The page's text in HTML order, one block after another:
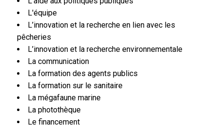
L'équipe
L’innovation et la recherche en lien avec les
pêcheries
L’innovation et la recherche environnementale
La communication
La formation des agents publics
La formation sur le sanitaire
La mégafaune marine
La photothèque
Le financement